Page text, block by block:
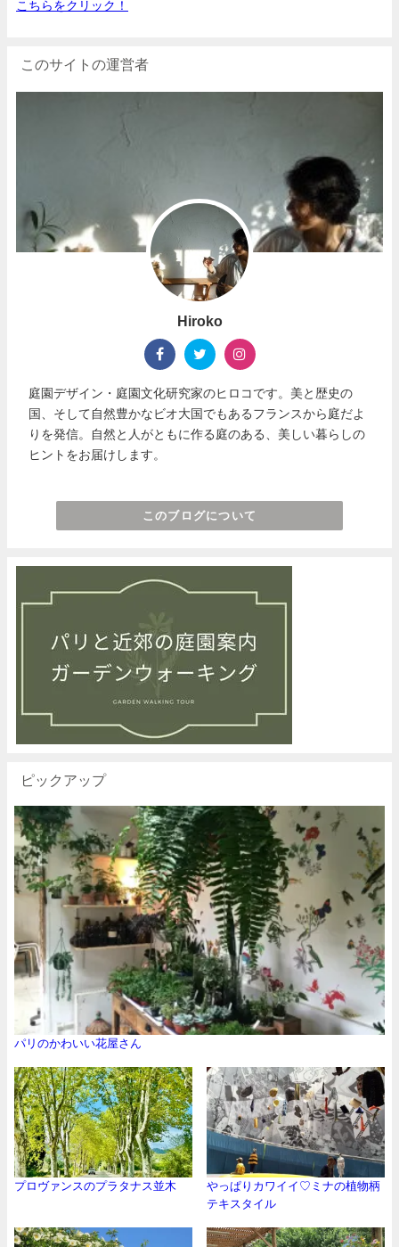
こちらをクリック！
このサイトの運営者
Hiroko
庭園デザイン・庭園文化研究家のヒロコです。美と歴史の
国、そして自然豊かなビオ大国でもあるフランスから庭だよ
りを発信。自然と人がともに作る庭のある、美しい暮らしの
ヒントをお届けします。
このブログについて
ピックアップ
パリのかわいい花屋さん
プロヴァンスのプラタナス並木
やっぱりカワイイ♡ミナの植物柄
テキスタイル